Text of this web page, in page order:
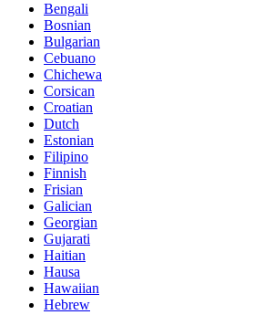
Bengali
Bosnian
Bulgarian
Cebuano
Chichewa
Corsican
Croatian
Dutch
Estonian
Filipino
Finnish
Frisian
Galician
Georgian
Gujarati
Haitian
Hausa
Hawaiian
Hebrew